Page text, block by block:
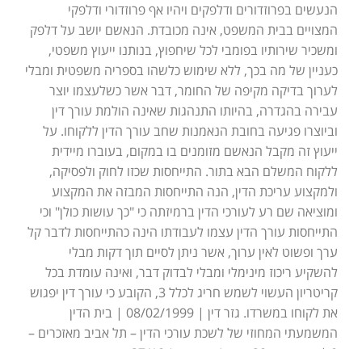
הנעשים בפרוזדורים ודלפקים ויהיו אף פרוזדורי ודלפקי
המצויים בבית המשפט, אינה מכובדת. הנאשם יושב על דלפק
ומשכיר שירותיו בפומבי לכל שיחפוץ, בנותנו ייעוץ משפטי,
כעניין של מה בכך, ללא שימוש כלשהו בספריה משפטית ומבלי
לערוך בדיקה מקיפה של החומר, דבר אשר כשלעצמו יוצר
עבירה בהגדרה, בהיותו התנהגות שאינה הולמת עורך דין
וביוצרו פגיעה בחובת הנאמנות שחב עורך הדין ללקוחו. על
ייעוץ זה מקבל הנאשם מזומנים בו במקום, בעוברו מיידית
ללקוח המשלם הבא בתור. התייחסות שכזו לחוק ולפסיקה,
ולמקצוע עריכת הדין, הנה התייחסות המבזה את המקצוע
ומוציאה שם רע לעורכי הדין ברמיזתה כי "כך עושות כולן" וכי
התייחסות עורך הדין עצמו לעבודתו הינה כהתייחסות לדבר קל
ערך ופשוט לאין ערוך, אשר ניתן לסיים תוך דקות מבלי
להשקיע ריכוז מינימלי ומבלי לבדוק דבר, ואינה עומדת בכל
קריטריון העשוי לשמש חריג לכלל 3, הקובע כי עורך דין יפגוש
את לקוחו במשרדו. גזר דין | 08/02/1999 | בית הדין
המשמעתי המחוזי של לשכת עורכי הדין – תל אביב מאזכרים –